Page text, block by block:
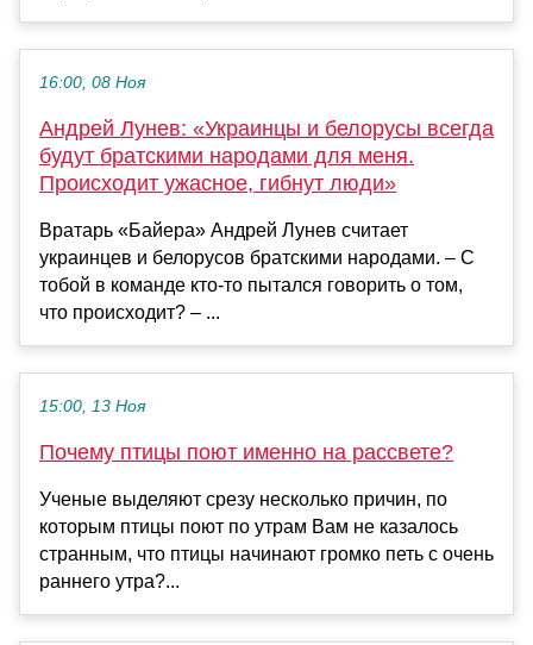
16:00, 08 Ноя
Андрей Лунев: «Украинцы и белорусы всегда
будут братскими народами для меня.
Происходит ужасное, гибнут люди»
Вратарь «Байера» Андрей Лунев считает
украинцев и белорусов братскими народами. – С
тобой в команде кто-то пытался говорить о том,
что происходит? – ...
15:00, 13 Ноя
Почему птицы поют именно на рассвете?
Ученые выделяют срезу несколько причин, по
которым птицы поют по утрам Вам не казалось
странным, что птицы начинают громко петь с очень
раннего утра?...